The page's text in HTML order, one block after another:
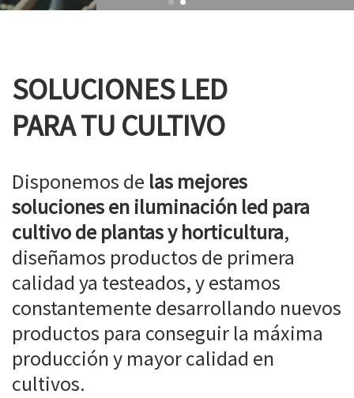
SOLUCIONES LED
PARA TU CULTIVO
Disponemos de las mejores
soluciones en iluminación led para
cultivo de plantas y horticultura,
diseñamos productos de primera
calidad ya testeados, y estamos
constantemente desarrollando nuevos
productos para conseguir la máxima
producción y mayor calidad en
cultivos.